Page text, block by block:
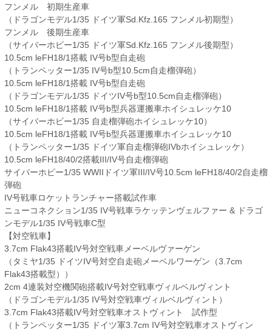
フンメル 初期生産車
（ドラゴンモデル1/35 ドイツ軍Sd.Kfz.165 フンメル初期型）
フンメル 後期生産車
（サイバーホビー1/35 ドイツ軍Sd.Kfz.165 フンメル後期型）
10.5cm leFH18/1搭載 IV号b型自走砲
（トランペッター1/35 IV号b型10.5cm自走榴弾砲）
10.5cm leFH18/1搭載 IV号b型自走砲
（ドラゴンモデル1/35 ドイツIV号b型10.5cm自走榴弾砲）
10.5cm leFH18/1搭載 IV号b型兵器運搬車ホイシュレッケ10
（サイバーホビー1/35 自走榴弾砲ホイシュレッケ10）
10.5cm leFH18/1搭載 IV号b型兵器運搬車ホイシュレッケ10
（トランペッター1/35 ドイツ軍自走榴弾砲IVbホイシュレッケ）
10.5cm leFH18/40/2搭載III/IV号自走榴弾砲
サイバーホビー1/35 WWIIドイツ軍III/IV号10.5cm leFH18/40/2自走榴
弾砲
IV号戦車ロケットランチャー搭載試作車
ニューコネクション1/35 IV号戦車ラケッテンヴェルファー & ドラゴ
ンモデル1/35 IV号戦車C型
【対空戦車】
3.7cm Flak43搭載IV号対空戦車メーベルヴァーゲン
（タミヤ1/35 ドイツIV号対空自走砲メーベルワーゲン（3.7cm
Flak43搭載型））
2cm 4連装対空機関砲搭載IV号対空戦車ヴィルベルヴィント
（ドラゴンモデル1/35 IV号対空戦車ヴィルベルヴィント）
3.7cm Flak43搭載IV号対空戦車オストヴィント 試作型
（トランペッター1/35 ドイツ軍3.7cm IV号対空戦車オストヴィン